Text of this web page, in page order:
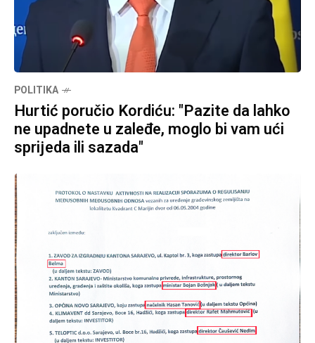
POLITIKA
Hurtić poručio Kordiću: "Pazite da lahko
ne upadnete u zaleđe, moglo bi vam ući
sprijeda ili sazada"